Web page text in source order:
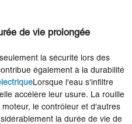
de vie prolongée
la sécurité lors des
également à la durabilité
Lorsque l'eau s'infiltre
accélère leur usure. La rouille
le contrôleur et d'autres
la durée de vie de